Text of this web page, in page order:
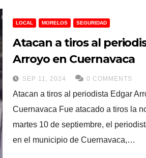
LOCAL MORELOS SEGURIDAD
Atacan a tiros al
Arroyo en Cuernavaca
SEP 11, 2024 0 COMMENTS
Atacan a tiros al periodista Edgar
Cuernavaca Fue atacado a tiros la
martes 10 de septiembre, el
en el municipio de Cuernavaca,…